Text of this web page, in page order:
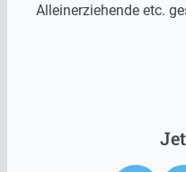
Alleinerziehende etc.